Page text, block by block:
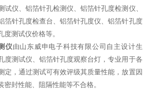
试仪、铝箔针孔检测仪、铝箔针孔度检测仪、
箔针孔度检查台、铝箔针孔度仪、铝箔针孔度
度测试仪价格等。
仪由山东威申电子科技有限公司自主设计生
度测试仪、铝箔针孔度观察台灯，专业用于各
定，通过测试可有效评级其质量性能，放置因
密封性能、阻隔性能等不合格。